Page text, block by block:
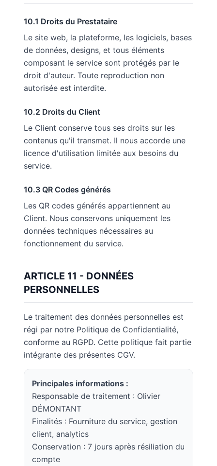
10.1 Droits du Prestataire
Le site web, la plateforme, les logiciels, bases
de données, designs, et tous éléments
composant le service sont protégés par le
droit d'auteur. Toute reproduction non
autorisée est interdite.
10.2 Droits du Client
Le Client conserve tous ses droits sur les
contenus qu'il transmet. Il nous accorde une
licence d'utilisation limitée aux besoins du
service.
10.3 QR Codes générés
Les QR codes générés appartiennent au
Client. Nous conservons uniquement les
données techniques nécessaires au
fonctionnement du service.
ARTICLE 11 - DONNÉES
PERSONNELLES
Le traitement des données personnelles est
régi par notre Politique de Confidentialité,
conforme au RGPD. Cette politique fait partie
intégrante des présentes CGV.
Principales informations :
Responsable de traitement : Olivier
DÉMONTANT
Finalités : Fourniture du service, gestion
client, analytics
Conservation : 7 jours après résiliation du
compte